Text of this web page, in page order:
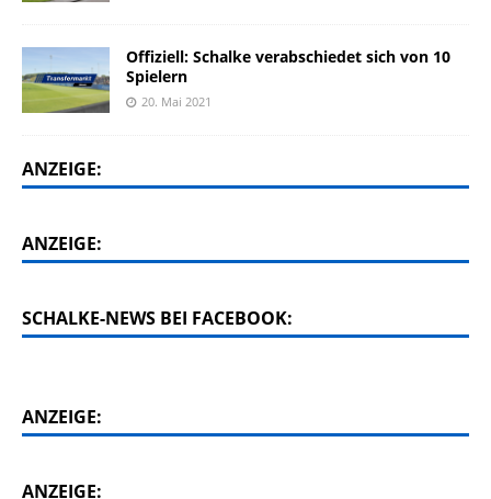
Offiziell: Schalke verabschiedet sich von 10
Spielern
20. Mai 2021
ANZEIGE:
ANZEIGE:
SCHALKE-NEWS BEI FACEBOOK:
ANZEIGE:
ANZEIGE: